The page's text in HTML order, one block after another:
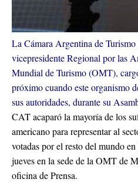
La Cámara Argentina de
vicepresidente Regional por las
Mundial de Turismo (OMT),
próximo cuando este organismo
sus autoridades, durante su
CAT acaparó la mayoría de los
americano para representar al
votadas por el resto del mundo
jueves en la sede de la OMT de
oficina de Prensa.